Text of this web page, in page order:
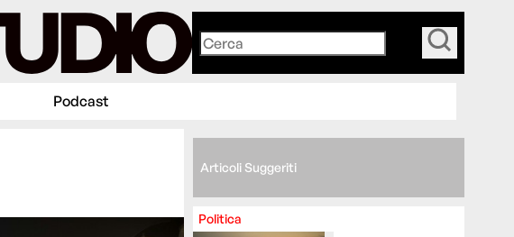
Podcast
Articoli Suggeriti
Politica